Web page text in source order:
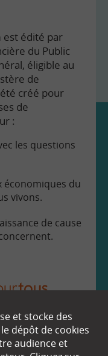
est édité par
du Public
éligible au
de
été créé pour
de
:
les questions
économiques du
vivons.
de cause
et stocke des
dépôt de cookies
audience et